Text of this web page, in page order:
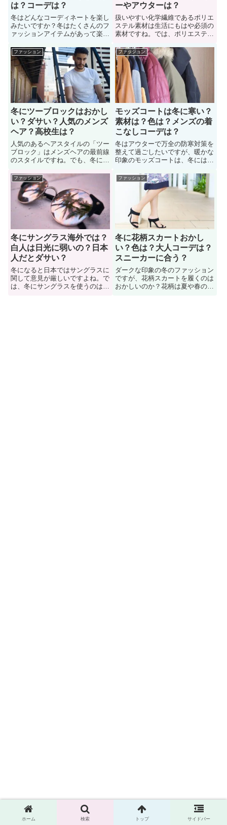
は？コーデは？
冬はどんなコーディネートを楽し
みたいですか？冬はたくさんのフ
ァッションアイテムがあって楽し
はさすがに寒いのか？冬にミニス
カートを取り入れたいけど「寒く
ないか？防寒対策はどうするべき
か？」悩んでいる女性も多い。そ
こで「冬にミニスカートは寒いの
か？」詳しく見ていこう。
ーやアウターは？
扱いやすい化学繊維であるポリエ
ステル素材は生活にもはや必須の
素材ですね。では、ポリエステル
冬にポリエステル１００％の素材
の洋服を着たいけど「寒くない
か？対策はどうするか？」悩む女
性も多い。「ポリエステル１０
０％の服を冬に着るのは寒いの
か？」について詳しく見ていこう
ファッション
冬にツーブロックはおかし
い？ダサい？人気のメンズ
ヘア？高校生は？
人気のあるヘアスタイルの「ツー
ブロック」はメンズヘアの最前線
のスタイルですね。でも、冬には
ックの髪型にしたいけど「おかし
くないか？寒そうに見えない
か？」悩んでいる男性も多い。そ
こで、このページでは「冬にツー
ブロックはおかしいのか？」色々
な人に意見を聞いてみました。
ファッション
モッズコートは冬に寒い？
素材は？色は？メンズの着
こなしコーデは？
冬はアウターで万全の防寒対策を
整えて過ごしたいですが、暖かな
印象のモッズコートは、冬には寒
いけど「寒くないか？」など、悩
む男性も多い。そこで、モッズコ
ートは冬に着たら寒いのか？色々
な人に意見を聞いてみました。こ
こでは真冬のコーディネート（着
こなし）などについても紹介。
ファッション
冬にサングラス海外では？
白人は日光に弱いの？日本
人だとダサい？
冬になると日本ではサングラスに
関して意見が厳しいですよね。で
は、冬にサングラスを使うのは海
ファッション
冬に花柄スカートおかし
い？色は？大人コーデは？
スニーカーに合う？
ダークな印象の冬のファッション
ですが、花柄スカートを履くのは
おかしいのか？花柄は夏や春の定
ホーム 検索 トップ サイドバー